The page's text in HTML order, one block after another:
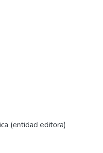
(entidad editora)